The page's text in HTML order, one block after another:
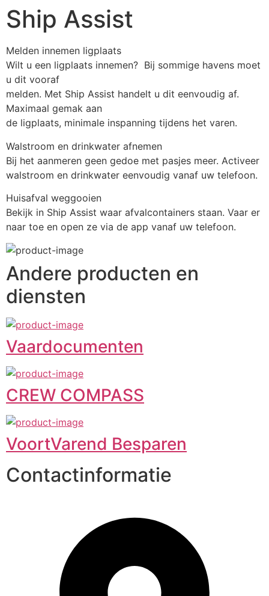
Ship Assist
Melden innemen ligplaats
Wilt u een ligplaats innemen?  Bij sommige havens moet
u dit vooraf
melden. Met Ship Assist handelt u dit eenvoudig af.
Maximaal gemak aan
de ligplaats, minimale inspanning tijdens het varen.
Walstroom en drinkwater afnemen
Bij het aanmeren geen gedoe met pasjes meer. Activeer
walstroom en drinkwater eenvoudig vanaf uw telefoon.
Huisafval weggooien
Bekijk in Ship Assist waar afvalcontainers staan. Vaar er
naar toe en open ze via de app vanaf uw telefoon.
Andere producten en
diensten
Vaardocumenten
CREW COMPASS
VoortVarend Besparen
Contactinformatie